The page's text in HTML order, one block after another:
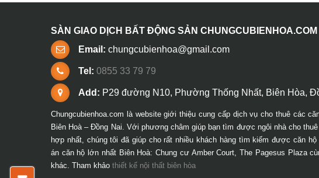
SÀN GIAO DỊCH BẤT ĐỘNG SẢN CHUNGCUBIENHOA.COM
Email: chungcubienhoa@gmail.com
Tel: 0855 33 79 79
Add: P29 đường N10, Phường Thống Nhất, Biên Hòa,
Chungcubienhoa.com là website giới thiệu cung cấp dịch vụ cho thuê các
Biên Hoà – Đồng Nai. Với phương châm giúp bạn tìm được ngôi nhà cho
hợp nhất, chúng tôi đã giúp cho rất nhiều khách hàng tìm kiếm được căn
án căn hộ lớn nhất Biên Hoà: Chung cư Amber Court, The Pagesus Plaza
khác. Tham khảo thiết kế nội thất biên hòa